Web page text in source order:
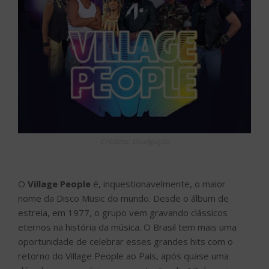
O Village People é, inquestionavelmente, o maior
nome da Disco Music do mundo. Desde o álbum de
estreia, em 1977, o grupo vem gravando clássicos
eternos na história da música. O Brasil tem mais uma
oportunidade de celebrar esses grandes hits com o
retorno do Village People ao País, após quase uma